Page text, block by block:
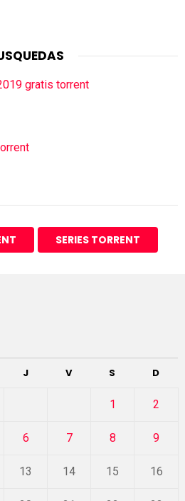
gratis torrent
SERIES TORRENT
J V S D
1 2
6 7 8 9
13 14 15 16